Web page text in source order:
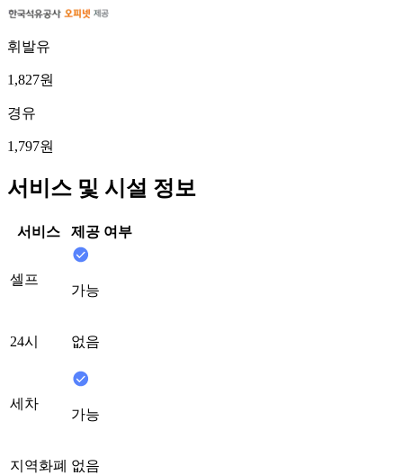
휘발유
1,827원
경유
1,797원
서비스 및 시설 정보
서비스 제공 여부
셀프
가능
24시 없음
세차
가능
지역화폐 없음